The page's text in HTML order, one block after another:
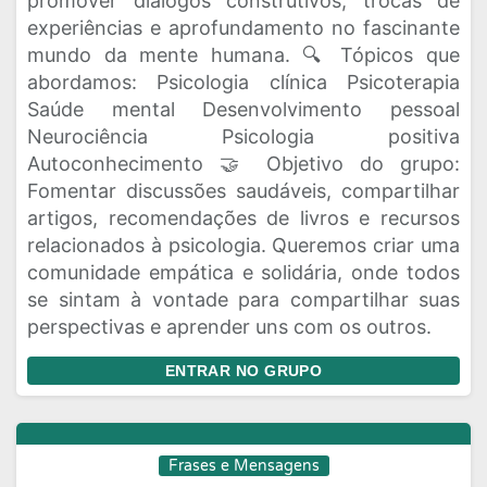
experiências e aprofundamento no fascinante
mundo da mente humana. 🔍 Tópicos que
abordamos: Psicologia clínica Psicoterapia
Saúde mental Desenvolvimento pessoal
Neurociência Psicologia positiva
Autoconhecimento 🤝 Objetivo do grupo:
Fomentar discussões saudáveis, compartilhar
artigos, recomendações de livros e recursos
relacionados à psicologia. Queremos criar uma
comunidade empática e solidária, onde todos
se sintam à vontade para compartilhar suas
perspectivas e aprender uns com os outros.
ENTRAR NO GRUPO
Frases e Mensagens